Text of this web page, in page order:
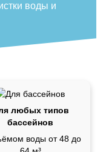
воды и
любых типов
бассейнов
воды от 48 до